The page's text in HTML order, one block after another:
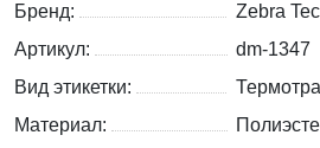
Бренд:
Zebra
Артикул:
dm-1347
Вид этикетки:
Материал: